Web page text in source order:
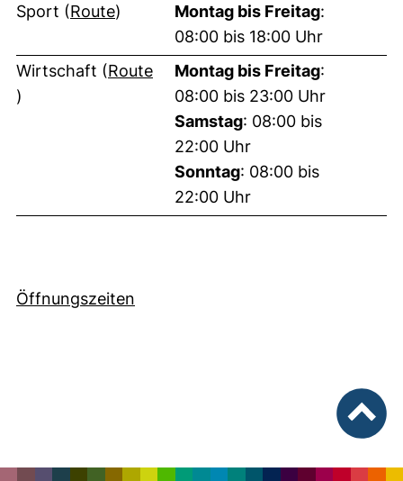
Sport (Route(externer Link, öffnet neues Fenster)
) Montag bis Freitag:
08:00 bis 18:00 Uhr
Wirtschaft (Route
(externer Link, öffnet neues Fenster)
)
Montag bis Freitag:
08:00 bis 23:00 Uhr
Samstag: 08:00 bis
22:00 Uhr
Sonntag: 08:00 bis
22:00 Uhr
Öffnungszeiten